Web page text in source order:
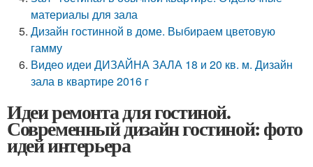
материалы для зала
Дизайн гостинной в доме. Выбираем цветовую
гамму
Видео идеи ДИЗАЙНА ЗАЛА 18 и 20 кв. м. Дизайн
зала в квартире 2016 г
Идеи ремонта для гостиной.
Современный дизайн гостиной: фото
идей интерьера